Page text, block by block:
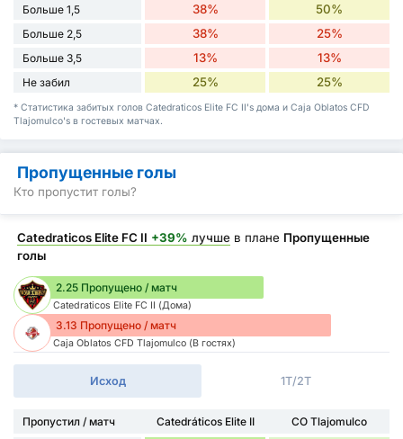
Больше 1,5 38% 50%
Больше 2,5 38% 25%
Больше 3,5 13% 13%
Не забил 25% 25%
* Статистика забитых голов Catedraticos Elite FC II's дома и Caja Oblatos CFD
Tlajomulco's в гостевых матчах.
Пропущенные голы
Кто пропустит голы?
Catedraticos Elite FC II +39% лучше в плане Пропущенные
голы
2.25 Пропущено / матч
Catedraticos Elite FC II (Дома)
3.13 Пропущено / матч
Caja Oblatos CFD Tlajomulco (В гостях)
Исход 1Т/2Т
Пропустил / матч Catedráticos Elite II
CO Tlajomulco